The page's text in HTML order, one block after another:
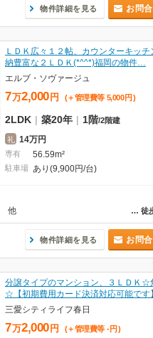
物件詳細を見る お問
ＬＤＫ広々１２帖、カウンターキッチ
納豊富な２ＬＤＫ(*^^*)福岡の物件…
エルブ・ソヴァージュ
7万2,000 円 (＋管理費等 5,000 円 )
2LDK | 築20年 | 1階/2階建
礼 14万円
専有 56.59m²
駐車場 あり(9,900円/台)
… 徒
他
物件詳細を見る お問
分譲タイプのマンション、３ＬＤＫ☆
☆【初期費用カード決済対応可能で
三愛シティライフ春日
7万2,000 円 (＋管理費等 - 円 )